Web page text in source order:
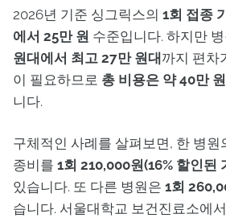
2026년 기준 싱그릭스의 1회 접종
에서 25만 원 수준입니다. 하지만
원대에서 최고 27만 원대 까지 편차
이 필요하므로 총 비용은 약 40만
니다.
구체적인 사례를 살펴보면, 한 병원
종비를 1회 210,000원(16% 할인된
있습니다. 또 다른 병원은 1회
습니다. 서울대학교 보건진료소에